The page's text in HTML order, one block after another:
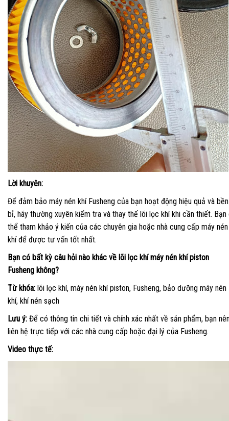
Lời khuyên:
Để đảm bảo máy nén khí Fusheng của bạn hoạt động hiệu quả và bền
bỉ, hãy thường xuyên kiểm tra và thay thế lõi lọc khí khi cần thiết. Bạn
thể tham khảo ý kiến của các chuyên gia hoặc nhà cung cấp máy nén
khí để được tư vấn tốt nhất.
Bạn có bất kỳ câu hỏi nào khác về lõi lọc khí máy nén khí piston
Fusheng không?
Từ khóa: lõi lọc khí, máy nén khí piston, Fusheng, bảo dưỡng máy nén
khí, khí nén sạch
Lưu ý: Để có thông tin chi tiết và chính xác nhất về sản phẩm, bạn
liên hệ trực tiếp với các nhà cung cấp hoặc đại lý của Fusheng.
Video thực tế: